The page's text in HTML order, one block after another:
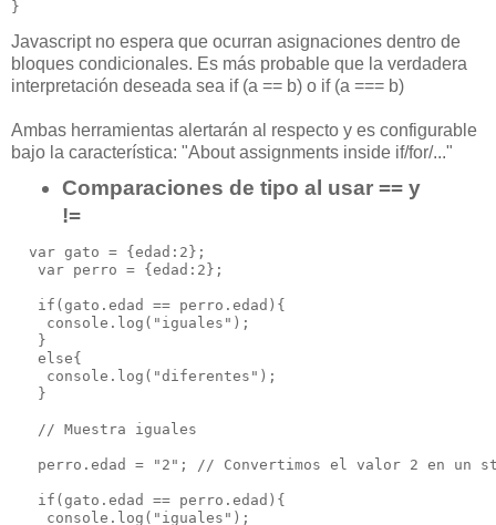
Javascript no espera que ocurran asignaciones dentro de
bloques condicionales. Es más probable que la verdadera
interpretación deseada sea if (a == b) o if (a === b)
Ambas herramientas alertarán al respecto y es configurable
bajo la característica: "About assignments inside if/for/..."
Comparaciones de tipo al usar == y
!=
  var gato = {edad:2};
   var perro = {edad:2};
   if(gato.edad == perro.edad){
    console.log("iguales");
   }
   else{
    console.log("diferentes");
   }
   // Muestra iguales
perro.edad = "2"; // Convertimos el valor 2 en un
   if(gato.edad == perro.edad){
    console.log("iguales");